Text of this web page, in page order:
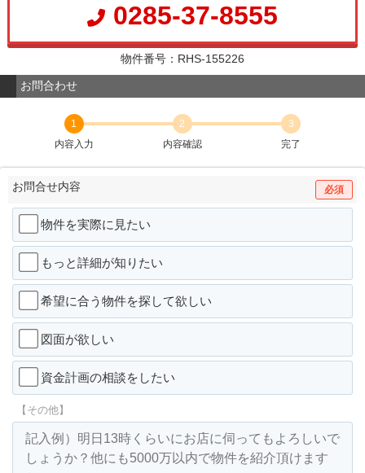
0285-37-8555
物件番号：RHS-155226
お問合わせ
1
内容入力
2
内容確認
3
完了
お問合せ内容 必須
物件を実際に見たい
もっと詳細が知りたい
希望に合う物件を探して欲しい
図面が欲しい
資金計画の相談をしたい
【その他】